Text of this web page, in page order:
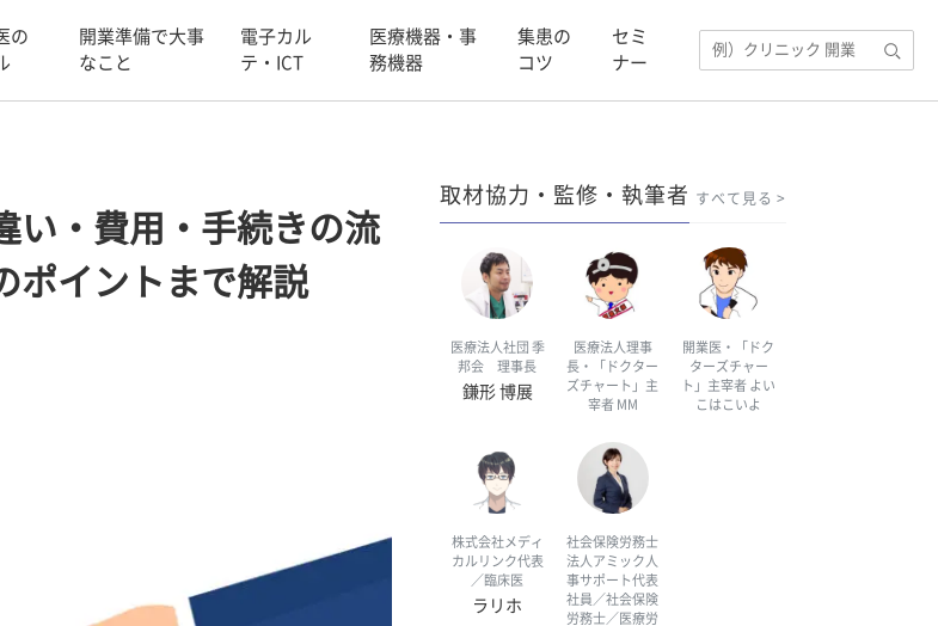
の
開業準備で大事
なこと
電子カル
テ・ICT
医療機器・事
務機器
集患の
コツ
セミ
ナー
・費用・手続きの流
ポイントまで解説
取材協力・監修・執筆者 すべて見る
医療法人社団 季
邦会 理事長
鎌形 博展
医療法人理事
長・「ドクター
ズチャート」主
宰者 MM
開業医・「ドク
ターズチャー
ト」主宰者 よい
こはこいよ
株式会社メディ
カルリンク代表
／臨床医
ラリホ
社会保険労務士
法人アミック人
事サポート代表
社員／社会保険
労務士／医療労